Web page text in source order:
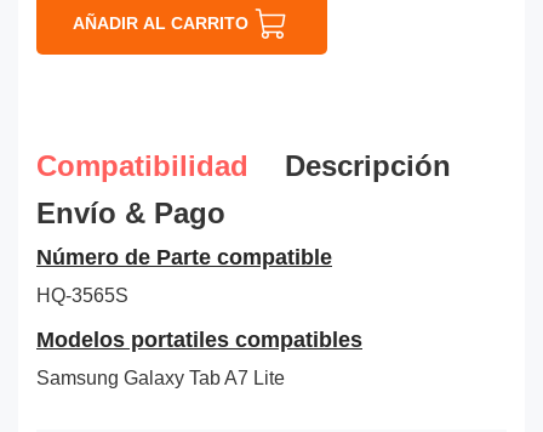
AÑADIR AL CARRITO
Compatibilidad
Descripción
Envío & Pago
Número de Parte compatible
HQ-3565S
Modelos portatiles compatibles
Samsung Galaxy Tab A7 Lite